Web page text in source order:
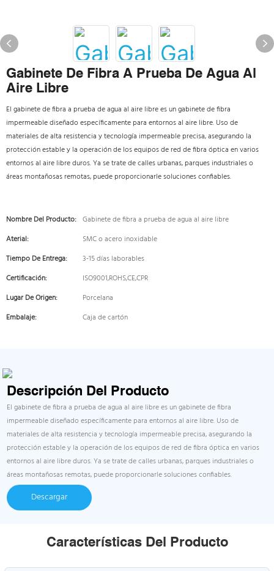
Gabinete De Fibra A Prueba De Agua Al
Aire Libre
El gabinete de fibra a prueba de agua al aire libre es un gabinete de fibra
impermeable diseñado específicamente para entornos al aire libre. Uso de
materiales de alta resistencia y tecnología impermeable precisa, asegurando la
protección estable y la operación de los equipos de red de fibra óptica en varios
entornos al aire libre duros. Ya se trate de calles urbanas, parques industriales o
áreas montañosas remotas, puede proporcionarle soluciones confiables.
Nombre Del Producto: Gabinete de fibra a prueba de agua al aire libre
Aterial:
SMC o acero inoxidable
Tiempo De Entrega:
3-15 días laborables
Certificación:
ISO9001,ROHS,CE,CPR
Lugar De Origen:
Porcelana
Embalaje:
Caja de cartón
Descripción Del Producto
El gabinete de fibra a prueba de agua al aire libre es un gabinete de fibra
impermeable diseñado específicamente para entornos al aire libre. Uso de
materiales de alta resistencia y tecnología impermeable precisa, asegurando la
protección estable y la operación de los equipos de red de fibra óptica en varios
entornos al aire libre duros. Ya se trate de calles urbanas, parques industriales o
áreas montañosas remotas, puede proporcionarle soluciones confiables.
Descargar
Características Del Producto